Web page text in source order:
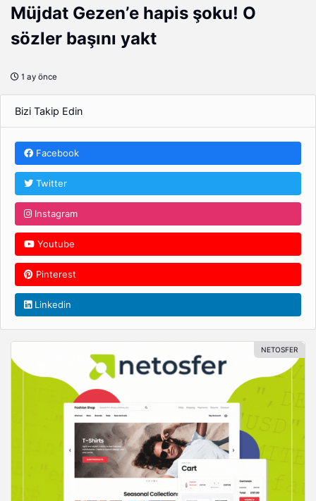
Müjdat Gezen’e hapis şoku! O
sözler başını yakt
1 ay önce
Bizi Takip Edin
Facebook
Twitter
Instagram
Youtube
Pinterest
Linkedin